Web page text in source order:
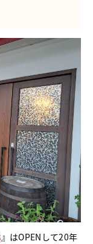
』はOPENして20年